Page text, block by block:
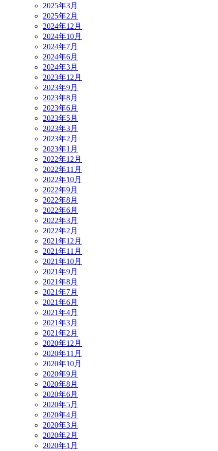
2025年3月
2025年2月
2024年12月
2024年10月
2024年7月
2024年6月
2024年3月
2023年12月
2023年9月
2023年8月
2023年6月
2023年5月
2023年3月
2023年2月
2023年1月
2022年12月
2022年11月
2022年10月
2022年9月
2022年8月
2022年6月
2022年3月
2022年2月
2021年12月
2021年11月
2021年10月
2021年9月
2021年8月
2021年7月
2021年6月
2021年4月
2021年3月
2021年2月
2020年12月
2020年11月
2020年10月
2020年9月
2020年8月
2020年6月
2020年5月
2020年4月
2020年3月
2020年2月
2020年1月